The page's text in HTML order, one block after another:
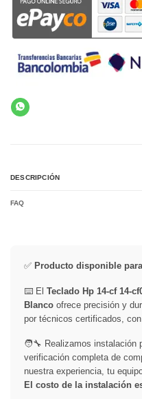
DESCRIPCIÓN
FAQ
✅ Producto disponible
⌨️ El Teclado Hp 14-cf 14-
Blanco ofrece precisión y
por técnicos certificados,
🧑‍🔧 Realizamos instalación
verificación completa de
nuestra experiencia, tu
El costo de la instalación